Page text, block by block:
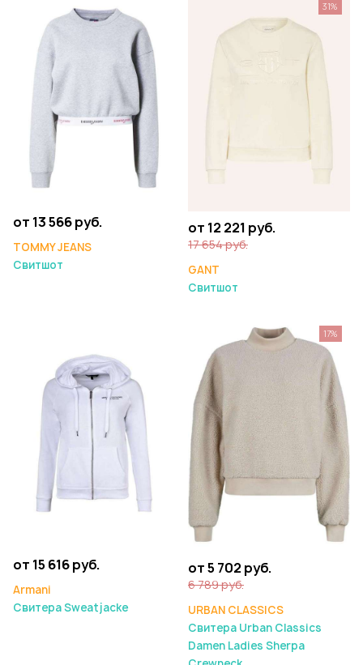
от 13 566 руб.
TOMMY JEANS
Свитшот
от 12 221 руб.
17 654 руб.
GANT
Свитшот
31%
от 15 616 руб.
Armani
Свитера Sweatjacke
от 5 702 руб.
6 789 руб.
URBAN CLASSICS
Свитера Urban Classics
Damen Ladies Sherpa
17%